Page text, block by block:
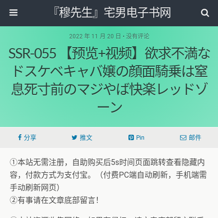
『穆先生』宅男电子书网
2022 年 11 月 20 日 • 没有评论
SSR-055 【预览+视频】欲求不満な
ドスケベキャバ嬢の顔面騎乗は窒
息死寸前のマジやば快楽レッドゾ
ーン
分享 推文 Pin 邮件
①本站无需注册，自助购买后5s时间页面跳转查看隐藏内
容，付款方式为支付宝。（付费PC端自动刷新，手机端需
手动刷新网页）
②有事请在文章底部留言！